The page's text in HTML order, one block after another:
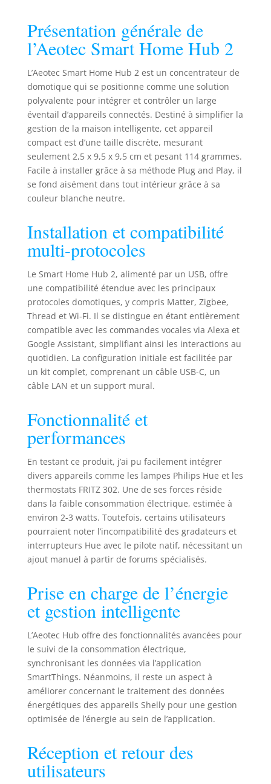
intelligents Zigbee
tels que des
capteurs, des
interrupteurs, des
serrures de porte.
CONTRÔLE
CENTRALE AVEC
SMARTTHINGS – Le
hub Aeotec Smart
Home Hub 2 est
basé sur la plate-
forme mondiale
SmartThings avec
Contrôlez plus de 3
200 appareils dans
une seule
application -
Compatible avec
Alexa, Google
Assistant et plus
encore. Plus
rapide, plus sûr,
plus local –
Matériel optimisé
avec processeur
900 MHz et 512 Mo
maximales. La
l'informatique
périphérique
garantissent des
temps de réponse
plus courts et
moins de
dépendance au
cloud. Installation
facile et
maximale –
Installation Plug
and Play en moins
de 1 minute grâce
à l'intégration BLE
+ QR. Avec
extension USB,
Ethernet, Wi-Fi
(2,4/5 GHz) et prise
en charge
universelle pour
Matter, Zigbee,
Pour la maison et
Présentation générale de
l’Aeotec Smart Home Hub 2
L’Aeotec Smart Home Hub 2 est un concentrateur de
domotique qui se positionne comme une solution
polyvalente pour intégrer et contrôler un large
éventail d’appareils connectés. Destiné à simplifier la
gestion de la maison intelligente, cet appareil
compact est d’une taille discrète, mesurant
seulement 2,5 x 9,5 x 9,5 cm et pesant 114 grammes.
Facile à installer grâce à sa méthode Plug and Play, il
se fond aisément dans tout intérieur grâce à sa
couleur blanche neutre.
Installation et compatibilité
multi-protocoles
Le Smart Home Hub 2, alimenté par un USB, offre
une compatibilité étendue avec les principaux
protocoles domotiques, y compris Matter, Zigbee,
Thread et Wi-Fi. Il se distingue en étant entièrement
compatible avec les commandes vocales via Alexa et
Google Assistant, simplifiant ainsi les interactions au
quotidien. La configuration initiale est facilitée par
un kit complet, comprenant un câble USB-C, un
câble LAN et un support mural.
Fonctionnalité et
performances
En testant ce produit, j’ai pu facilement intégrer
divers appareils comme les lampes Philips Hue et les
thermostats FRITZ 302. Une de ses forces réside
dans la faible consommation électrique, estimée à
environ 2-3 watts. Toutefois, certains utilisateurs
pourraient noter l’incompatibilité des gradateurs et
interrupteurs Hue avec le pilote natif, nécessitant un
ajout manuel à partir de forums spécialisés.
Prise en charge de l’énergie
et gestion intelligente
L’Aeotec Hub offre des fonctionnalités avancées pour
le suivi de la consommation électrique,
synchronisant les données via l’application
SmartThings. Néanmoins, il reste un aspect à
améliorer concernant le traitement des données
énergétiques des appareils Shelly pour une gestion
optimisée de l’énergie au sein de l’application.
Réception et retour des
utilisateurs